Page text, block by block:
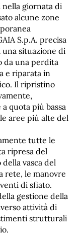
giornata di
alcune zone
S.p.A. precisa
una situazione di
da una perdita
e riparata in
Il ripristino
quota più bassa
aree più alte del
tutte le
ripresa del
vasca del
rete, le manovre
di sfiato.
gestione della
attività di
strutturali